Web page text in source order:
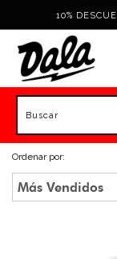
10%
Ordenar por: